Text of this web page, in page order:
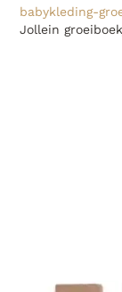
babykleding-
Jollein